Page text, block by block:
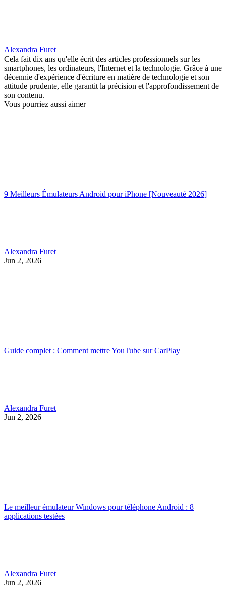
Alexandra Furet
Cela fait dix ans qu'elle écrit des articles professionnels sur les
smartphones, les ordinateurs, l'Internet et la technologie. Grâce à une
décennie d'expérience d'écriture en matière de technologie et son
attitude prudente, elle garantit la précision et l'approfondissement de
son contenu.
Vous pourriez aussi aimer
9 Meilleurs Émulateurs Android pour iPhone [Nouveauté 2026]
Alexandra Furet
Jun 2, 2026
Guide complet : Comment mettre YouTube sur CarPlay
Alexandra Furet
Jun 2, 2026
Le meilleur émulateur Windows pour téléphone Android : 8
applications testées
Alexandra Furet
Jun 2, 2026